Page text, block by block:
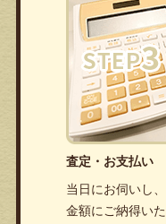
査定・お支払い
当日にお伺いし
金額にご納得い